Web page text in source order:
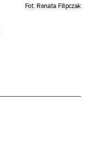
Fot. Renata Filipczak